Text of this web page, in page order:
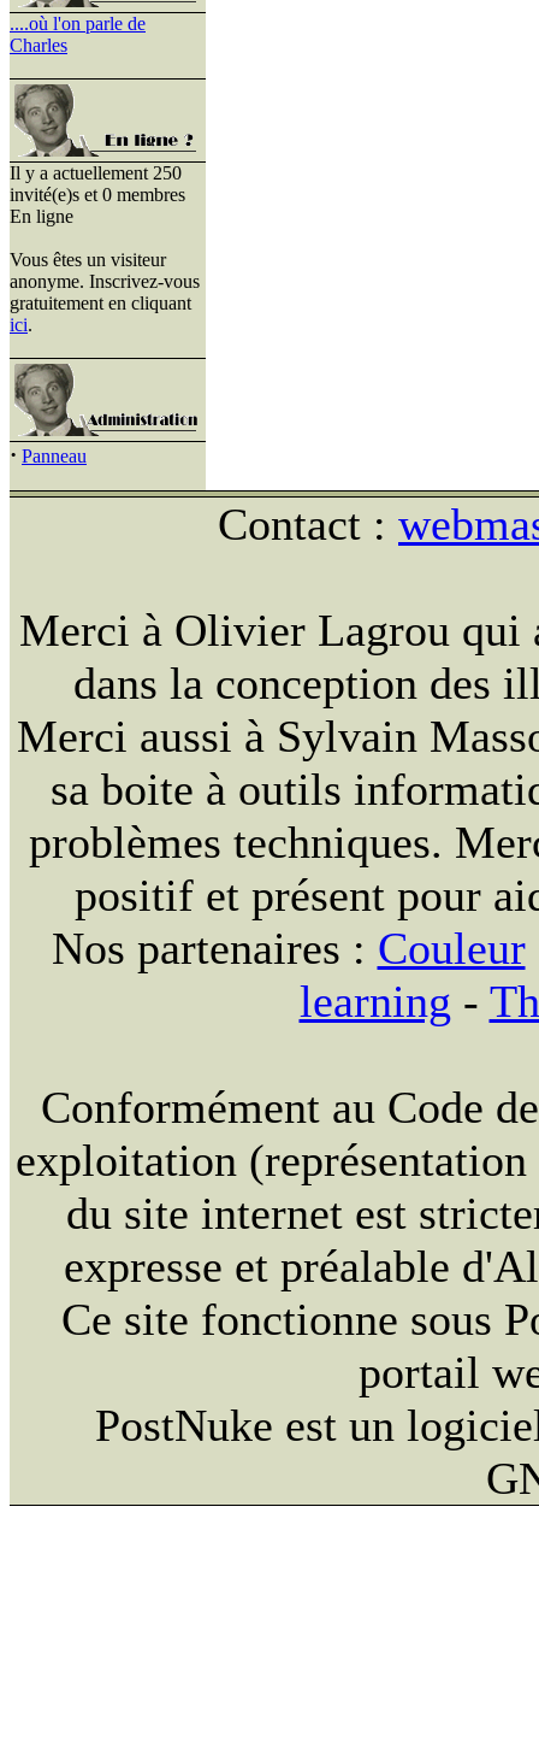
....où l'on parle de
Charles
Il y a actuellement 250
invité(e)s et 0 membres
En ligne
Vous êtes un visiteur
anonyme. Inscrivez-vous
gratuitement en cliquant
ici.
· Panneau
Contact :
Merci à Olivier Lagrou qui
dans la conception des
Merci aussi à Sylvain
sa boite à outils
problèmes techniques.
positif et présent pour
Nos partenaires : Couleur
learning -
Conformément au Code
exploitation
du site internet est
expresse et préalable
Ce site fonctionne sous
portail
PostNuke est un